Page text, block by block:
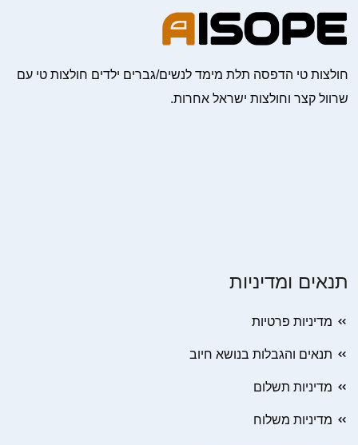
חולצות טי הדפסה תלת מימד לנשים/גברים ילדים חולצות טי עם
שרוול קצר וחולצות ישראל אחרות.
תנאים ומדיניות
מדיניות פרטיות
תנאים והגבלות בנושא חיוב
מדיניות תשלום
מדיניות משלוח